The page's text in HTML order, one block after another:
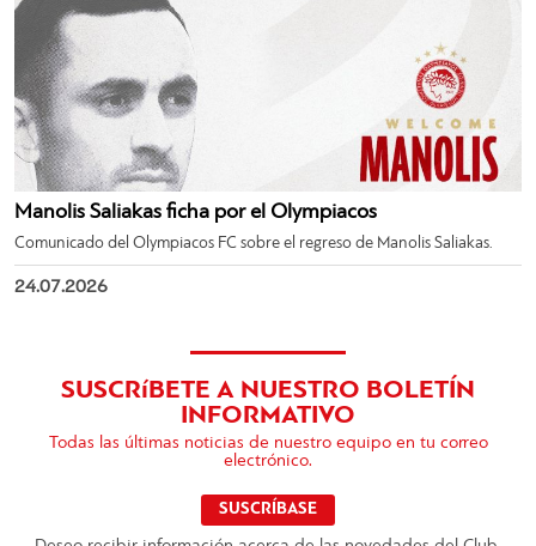
Manolis Saliakas ficha por el Olympiacos
Comunicado del Olympiacos FC sobre el regreso de Manolis Saliakas.
24.07.2026
SUSCRíBETE A NUESTRO BOLETÍN
INFORMATIVO
Todas las últimas noticias de nuestro equipo en tu correo
electrónico.
SUSCRÍBASE